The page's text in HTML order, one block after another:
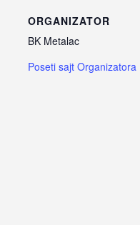
ORGANIZATOR
BK Metalac
Poseti sajt Organizatora